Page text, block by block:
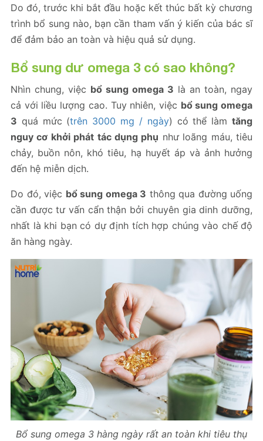
Do đó, trước khi bắt đầu hoặc kết thúc bất kỳ chương
trình bổ sung nào, bạn cần tham vấn ý kiến của bác sĩ
để đảm bảo an toàn và hiệu quả sử dụng.
Bổ sung dư omega 3 có sao không?
Nhìn chung, việc bổ sung omega 3 là an toàn, ngay
cả với liều lượng cao. Tuy nhiên, việc bổ sung omega
3 quá mức (trên 3000 mg / ngày) có thể làmtăng
nguy cơ khởi phát tác dụng phụ như loãng máu, tiêu
chảy, buồn nôn, khó tiêu, hạ huyết áp và ảnh hưởng
đến hệ miễn dịch.
Do đó, việc bổ sung omega 3 thông qua đường uống
cần được tư vấn cẩn thận bởi chuyên gia dinh dưỡng,
nhất là khi bạn có dự định tích hợp chúng vào chế độ
ăn hàng ngày.
Bổ sung omega 3 hàng ngày rất an toàn khi tiêu thụ